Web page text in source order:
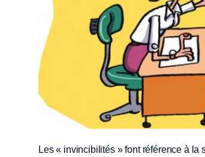
Les « invincibilités » font référence à